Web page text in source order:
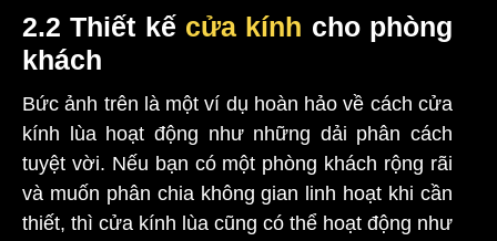
2.2 Thiết kế cửa kính cho phòng
khách
Bức ảnh trên là một ví dụ hoàn hảo về cách cửa
kính lùa hoạt động như những dải phân cách
tuyệt vời. Nếu bạn có một phòng khách rộng rãi
và muốn phân chia không gian linh hoạt khi cần
thiết, thì cửa kính lùa cũng có thể hoạt động như